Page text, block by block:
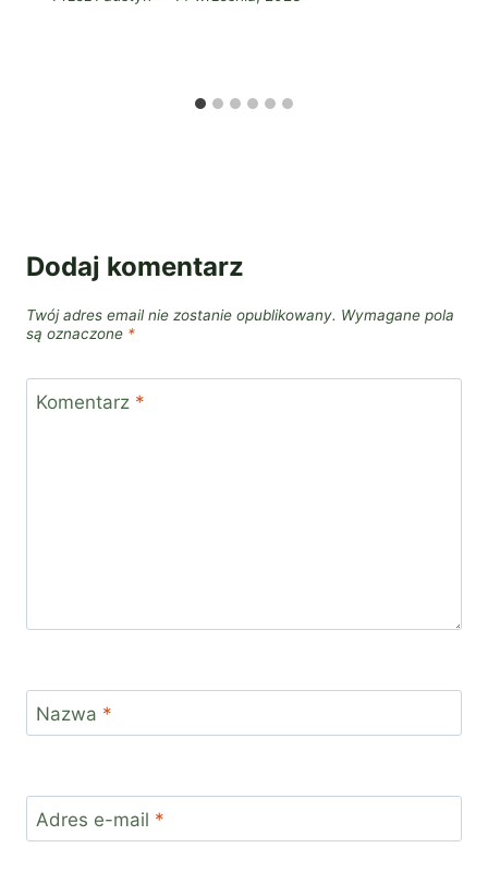
Dodaj komentarz
Twój adres email nie zostanie opublikowany. Wymagane pola
są oznaczone *
Komentarz *
Nazwa *
Adres e-mail *